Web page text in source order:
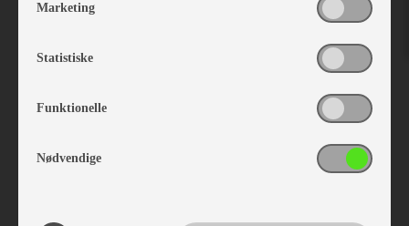
Marketing
Statistiske
Funktionelle
Nødvendige